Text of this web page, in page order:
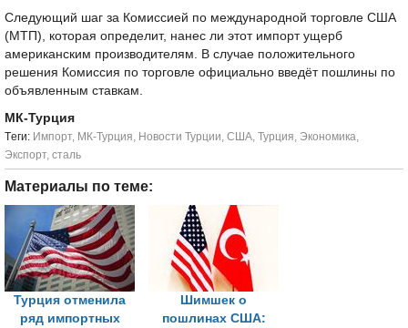
Следующий шаг за Комиссией по международной торговле США
(МТП), которая определит, нанес ли этот импорт ущерб
американским производителям. В случае положительного
решения Комиссия по торговле официально введёт пошлины по
объявленным ставкам.
МК-Турция
Tеги: Импорт, МК-Турция, Новости Турции, США, Турция, Экономика,
Экспорт, сталь
Материалы по теме:
Турция отменила
ряд импортных
Шимшек о
пошлинах США: